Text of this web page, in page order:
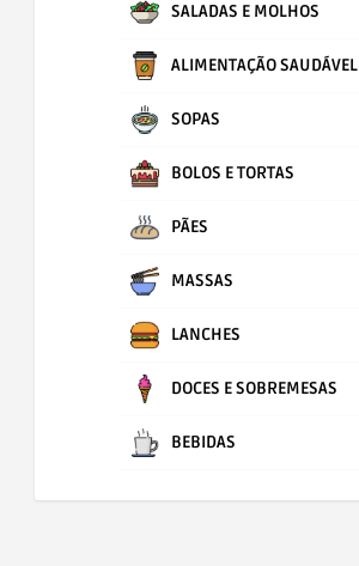
SALADAS E MOLHOS
ALIMENTAÇÃO SAUDÁVEL
SOPAS
BOLOS E TORTAS
PÃES
MASSAS
LANCHES
DOCES E SOBREMESAS
BEBIDAS